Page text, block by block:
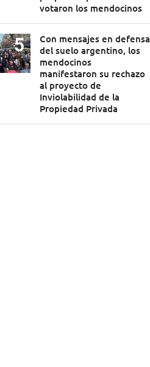
votaron los mendocinos
Con mensajes en defensa
del suelo argentino, los
mendocinos
manifestaron su rechazo
al proyecto de
Inviolabilidad de la
Propiedad Privada